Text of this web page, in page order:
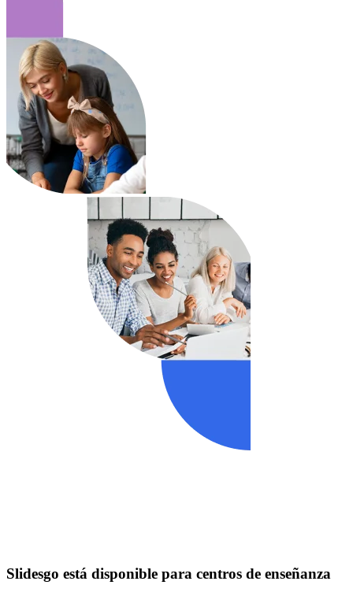
Slidesgo está disponible para centros de enseñanza